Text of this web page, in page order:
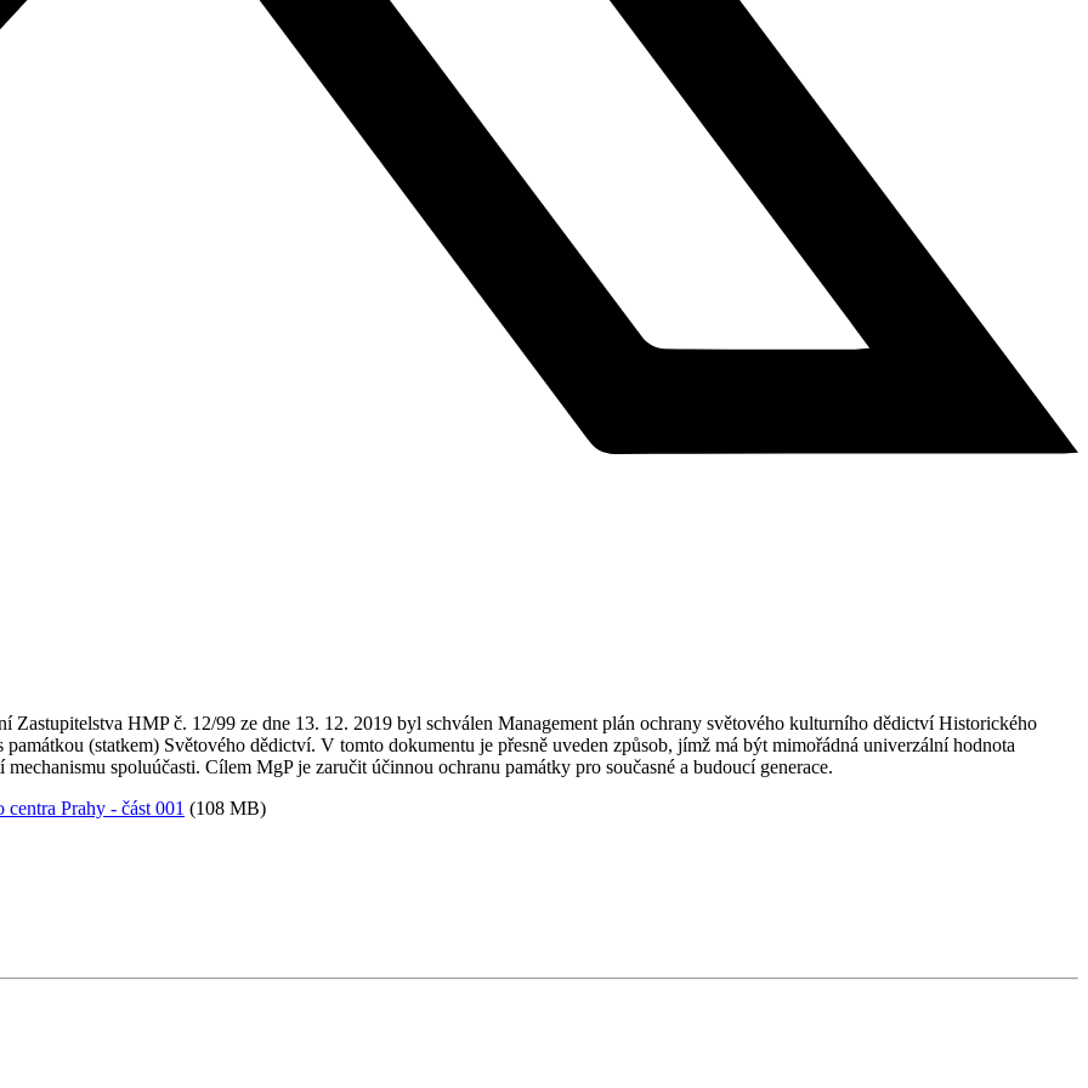
Zastupitelstva HMP č. 12/99 ze dne 13. 12. 2019 byl schválen Management plán ochrany světového kulturního dědictví Historického
(statkem) Světového dědictví. V tomto dokumentu je přesně uveden způsob, jímž má být mimořádná univerzální hodnota
spoluúčasti. Cílem MgP je zaručit účinnou ochranu památky pro současné a budoucí generace.
Prahy - část 001 (108 MB)